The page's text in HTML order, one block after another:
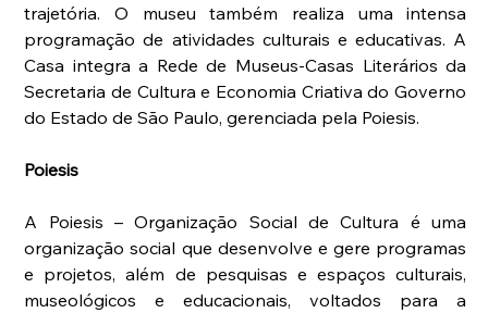
trajetória. O museu também realiza uma intensa
programação de atividades culturais e educativas. A
Casa integra a Rede de Museus-Casas Literários da
Secretaria de Cultura e Economia Criativa do Governo
do Estado de São Paulo, gerenciada pela Poiesis.
Poiesis
A Poiesis – Organização Social de Cultura é uma
organização social que desenvolve e gere programas
e projetos, além de pesquisas e espaços culturais,
museológicos e educacionais, voltados para a